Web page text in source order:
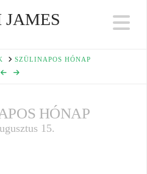
JAMES
SZÜLINAPOS HÓNAP
HÓNAP
15.